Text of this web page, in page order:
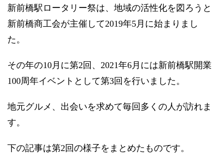
新前橋駅ロータリー祭は、地域の活性化を図ろうと
新前橋商工会が主催して2019年5月に始まりまし
た。
その年の10月に第2回、2021年6月には新前橋駅開業
100周年イベントとして第3回を行いました。
地元グルメ、出会いを求めて毎回多くの人が訪れま
す。
下の記事は第2回の様子をまとめたものです。